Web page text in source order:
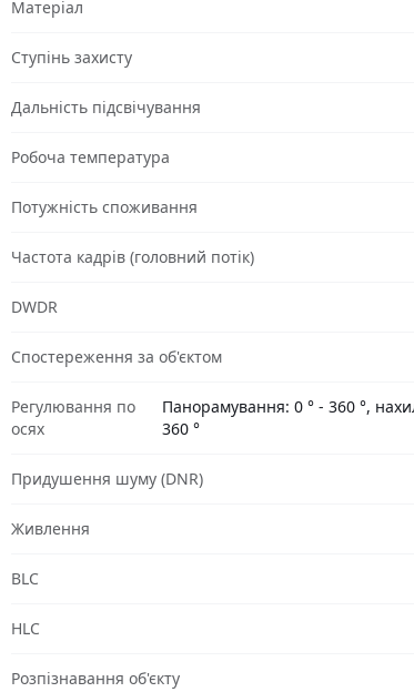
Матеріал
Ступінь захисту
Дальність підсвічування
Робоча температура
Потужність споживання
Частота кадрів (головний потік)
DWDR
Спостереження за об'єктом
Регулювання по
осях
Панорамування: 0 ° - 360 °,
360 °
Придушення шуму (DNR)
Живлення
BLC
HLC
Розпізнавання об'єкту